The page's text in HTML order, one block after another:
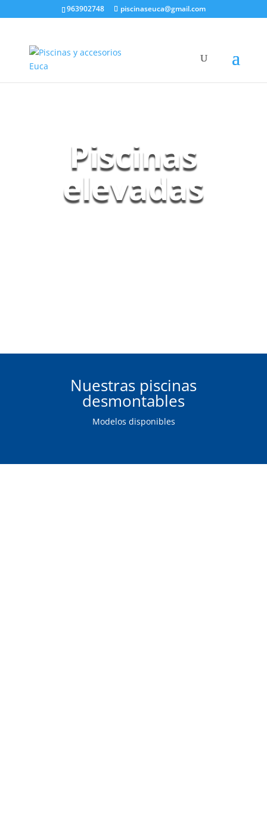
963902748 piscinaseuca@gmail.com
Piscinas
elevadas
Nuestras piscinas
desmontables
Modelos disponibles